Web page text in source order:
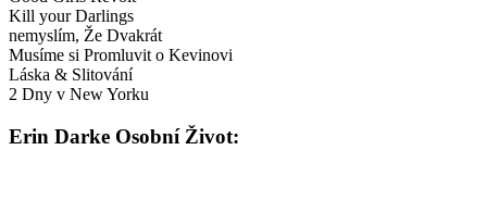
Kill your Darlings
nemyslím, Že Dvakrát
Musíme si Promluvit o Kevinovi
Láska & Slitování
2 Dny v New Yorku
Erin Darke Osobní Život: